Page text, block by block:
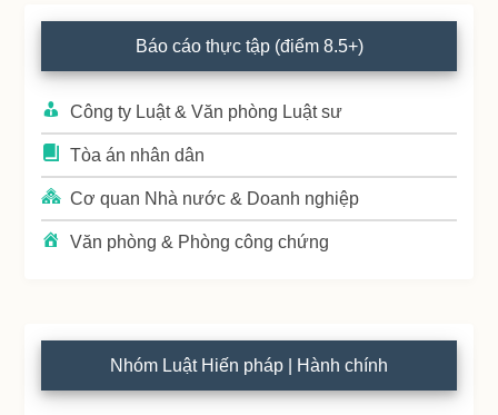
Primary
Sidebar
Báo cáo thực tập (điểm 8.5+)
Công ty Luật & Văn phòng Luật sư
Tòa án nhân dân
Cơ quan Nhà nước & Doanh nghiệp
Văn phòng & Phòng công chứng
Nhóm Luật Hiến pháp | Hành chính